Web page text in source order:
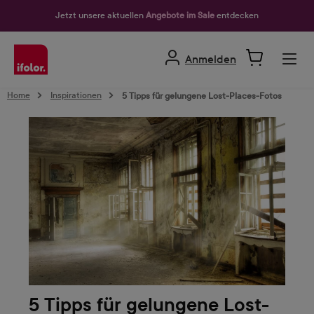
Jetzt unsere aktuellen Angebote im Sale entdecken
Anmelden
Home Inspirationen 5 Tipps für gelungene Lost-Places-Fotos
5 Tipps für gelungene Lost-